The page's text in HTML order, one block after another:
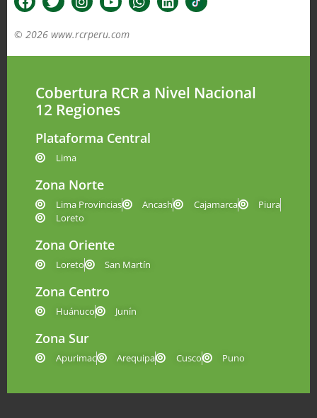
© 2026 www.rcrperu.com
Cobertura RCR a Nivel Nacional
12 Regiones
Plataforma Central
Lima
Zona Norte
Lima Provincias Ancash Cajamarca
Piura
Loreto
Zona Oriente
Loreto San Martín
Zona Centro
Huánuco Junín
Zona Sur
Apurimac Arequipa Cusco Puno